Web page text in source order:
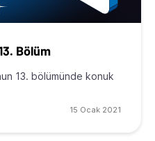
Bölüm
13. bölümünde konuk
15 Ocak 2021